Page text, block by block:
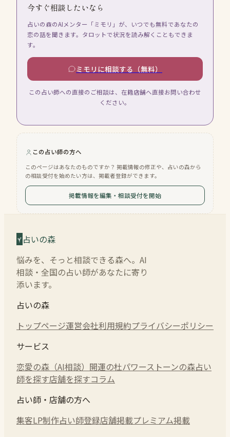
今すぐ相談したいなら
占いの森のAIメンター「ミモリ」が、いつでも無料であなたの
恋の話を聞きます。タロットで状況を読み解くこともできま
す。
ミモリに相談する（無料）
この占い師への直接のご相談は、在籍店舗へ直接お問い合わせ
ください。
この占い師の方へ
このページはあなたのものですか？ 掲載情報の修正や、占いの森から
の相談受付を始めたい方は、掲載者登録ができます。
掲載情報を編集・相談受付を開始
占いの森
悩みを、そっと相談できる森へ。AI
相談・全国の占い師があなたに寄り
添います。
占いの森
トップページ運営会社利用規約プライバシーポリシー
サービス
恋愛の森（AI相談） 開運の杜パワーストーンの森占い
師を探す店舗を探すコラム
占い師・店舗の方へ
集客LP制作占い師登録店舗掲載プレミアム掲載